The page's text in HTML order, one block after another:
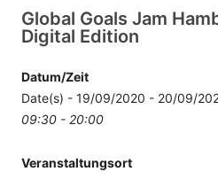
Global Goals Jam
Digital Edition
Datum/Zeit
Date(s) - 19/09/2020 - 20/09/
09:30 - 20:00
Veranstaltungsort